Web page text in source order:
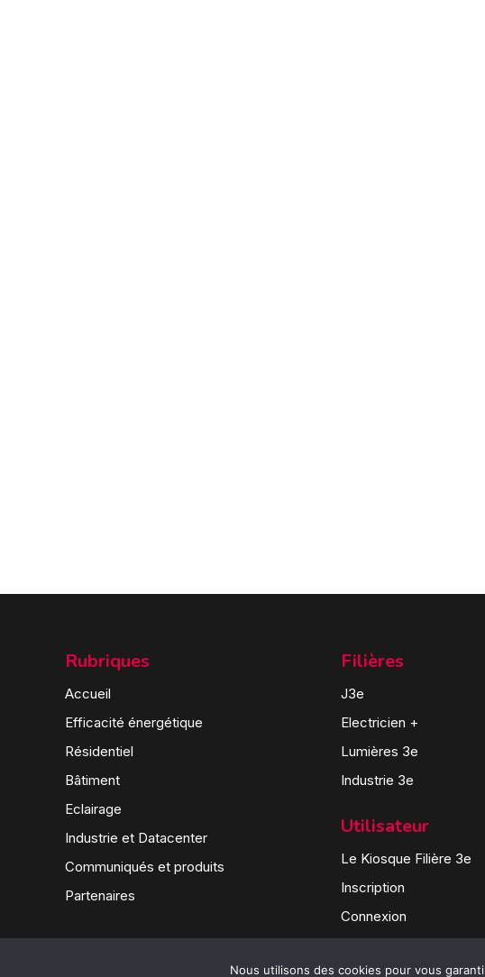
Rubriques
Accueil
Efficacité énergétique
Résidentiel
Bâtiment
Eclairage
Industrie et Datacenter
Communiqués et produits
Partenaires
Filières
J3e
Electricien +
Lumières 3e
Industrie 3e
Utilisateur
Le Kiosque Filière 3e
Inscription
Connexion
Nous utilisons des cookies pour vous